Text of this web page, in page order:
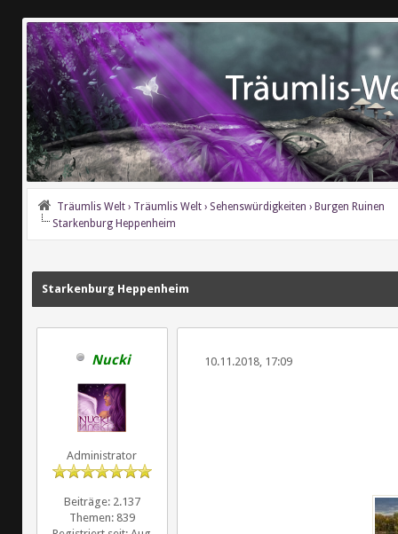
Träumlis Welt › Träumlis Welt › Sehenswürdigkeiten › Burgen Ruinen
Starkenburg Heppenheim
Starkenburg Heppenheim
Nucki
Administrator
Beiträge: 2.137
Themen: 839
10.11.2018, 17:09